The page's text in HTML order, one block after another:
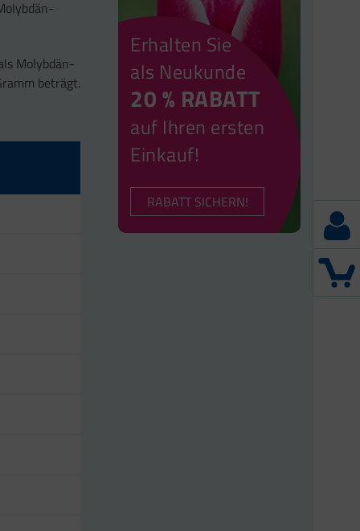
Molybdän-
beträgt.
Erhalten Sie
als Neukunde
20 % RABATT
auf Ihren ersten
Einkauf!
RABATT SICHERN!